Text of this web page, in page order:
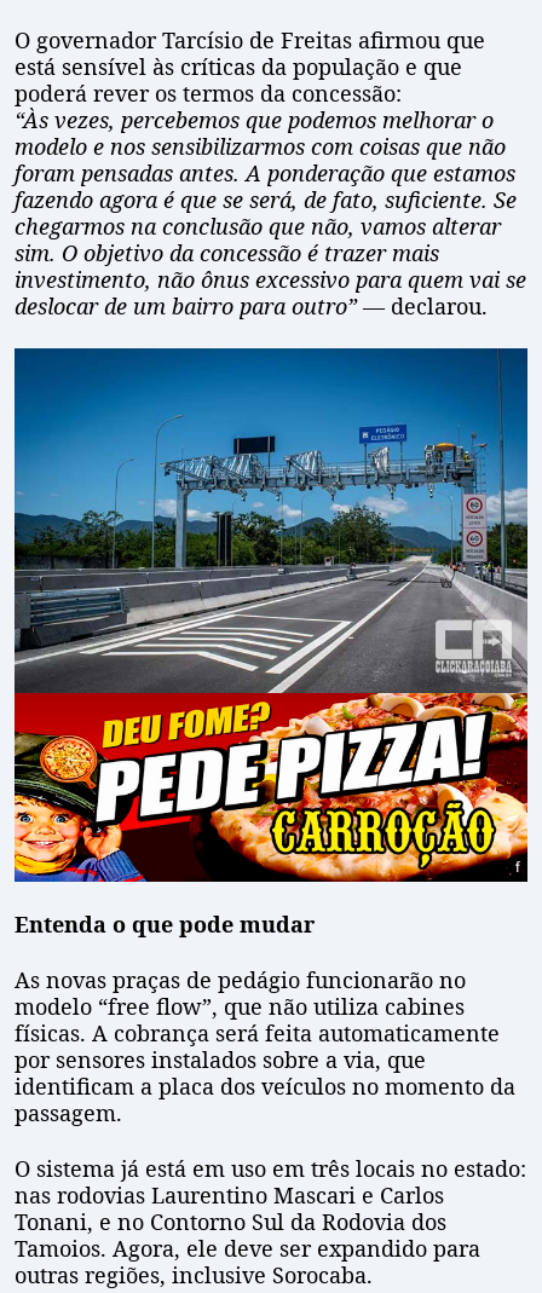
O governador Tarcísio de Freitas afirmou que
está sensível às críticas da população e que
poderá rever os termos da concessão:
“Às vezes, percebemos que podemos melhorar o
modelo e nos sensibilizarmos com coisas que não
foram pensadas antes. A ponderação que estamos
fazendo agora é que se será, de fato, suficiente. Se
chegarmos na conclusão que não, vamos alterar
sim. O objetivo da concessão é trazer mais
investimento, não ônus excessivo para quem vai se
deslocar de um bairro para outro”— declarou.
Entenda o que pode mudar
As novas praças de pedágio funcionarão no
modelo “free flow”, que não utiliza cabines
físicas. A cobrança será feita automaticamente
por sensores instalados sobre a via, que
identificam a placa dos veículos no momento da
passagem.
O sistema já está em uso em três locais no estado:
nas rodovias Laurentino Mascari e Carlos
Tonani, e no Contorno Sul da Rodovia dos
Tamoios. Agora, ele deve ser expandido para
outras regiões, inclusive Sorocaba.